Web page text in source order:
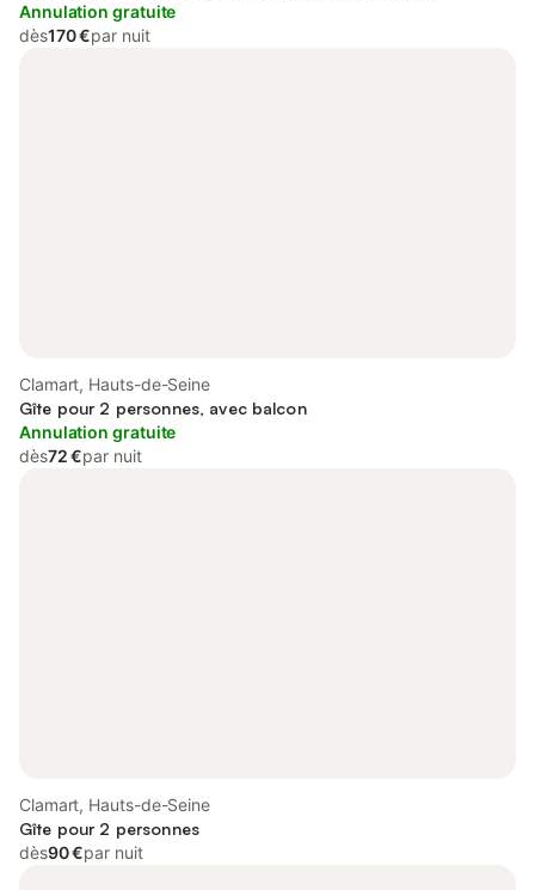
Annulation gratuite
dès170 €par nuit
Clamart, Hauts-de-Seine
Gîte pour 2 personnes, avec balcon
Annulation gratuite
dès72 €par nuit
Clamart, Hauts-de-Seine
Gîte pour 2 personnes
dès90 €par nuit